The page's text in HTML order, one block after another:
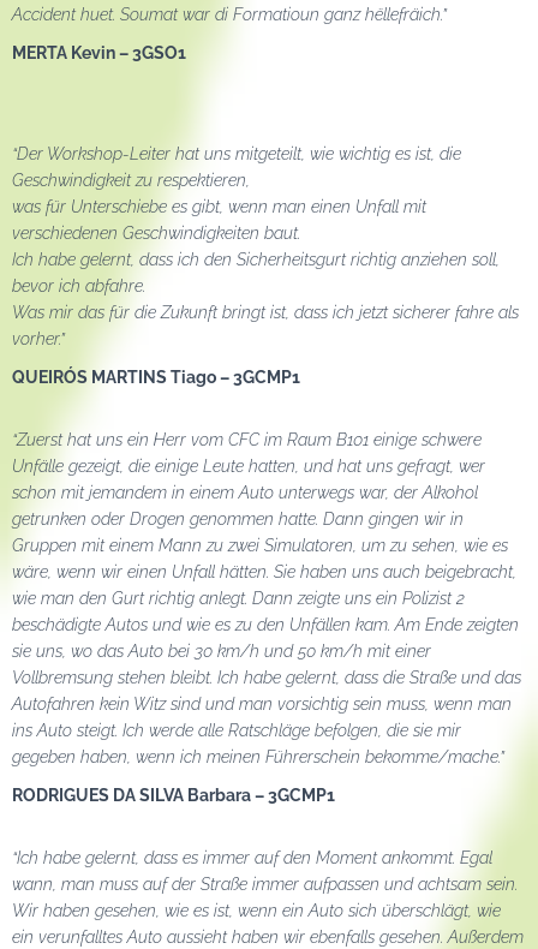
Accident huet. Soumat war di Formatioun ganz hëllefräich.”
MERTA Kevin – 3GSO1
“Der Workshop-Leiter hat uns mitgeteilt, wie wichtig es ist, die
Geschwindigkeit zu respektieren,
was für Unterschiebe es gibt, wenn man einen Unfall mit
verschiedenen Geschwindigkeiten baut.
Ich habe gelernt, dass ich den Sicherheitsgurt richtig anziehen soll,
bevor ich abfahre.
Was mir das für die Zukunft bringt ist, dass ich jetzt sicherer fahre als
vorher.”
QUEIRÓS MARTINS Tiago – 3GCMP1
“Zuerst hat uns ein Herr vom CFC im Raum B101 einige schwere
Unfälle gezeigt, die einige Leute hatten, und hat uns gefragt, wer
schon mit jemandem in einem Auto unterwegs war, der Alkohol
getrunken oder Drogen genommen hatte. Dann gingen wir in
Gruppen mit einem Mann zu zwei Simulatoren, um zu sehen, wie es
wäre, wenn wir einen Unfall hätten. Sie haben uns auch beigebracht,
wie man den Gurt richtig anlegt. Dann zeigte uns ein Polizist 2
beschädigte Autos und wie es zu den Unfällen kam. Am Ende zeigten
sie uns, wo das Auto bei 30 km/h und 50 km/h mit einer
Vollbremsung stehen bleibt. Ich habe gelernt, dass die Straße und das
Autofahren kein Witz sind und man vorsichtig sein muss, wenn man
ins Auto steigt. Ich werde alle Ratschläge befolgen, die sie mir
gegeben haben, wenn ich meinen Führerschein bekomme/mache.”
RODRIGUES DA SILVA Barbara – 3GCMP1
“Ich habe gelernt, dass es immer auf den Moment ankommt. Egal
wann, man muss auf der Straße immer aufpassen und achtsam sein.
Wir haben gesehen, wie es ist, wenn ein Auto sich überschlägt, wie
ein verunfalltes Auto aussieht haben wir ebenfalls gesehen. Außerdem